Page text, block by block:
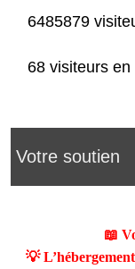
6485879
68 visiteurs en
Votre soutien
📖
💡